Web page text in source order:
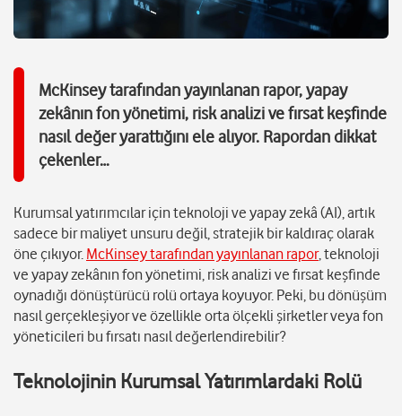
McKinsey tarafından yayınlanan rapor, yapay
zekânın fon yönetimi, risk analizi ve fırsat keşfinde
nasıl değer yarattığını ele alıyor. Rapordan dikkat
çekenler…
Kurumsal yatırımcılar için teknoloji ve yapay zekâ (AI), artık
sadece bir maliyet unsuru değil, stratejik bir kaldıraç olarak
öne çıkıyor. McKinsey tarafından yayınlanan rapor, teknoloji
ve yapay zekânın fon yönetimi, risk analizi ve fırsat keşfinde
oynadığı dönüştürücü rolü ortaya koyuyor. Peki, bu dönüşüm
nasıl gerçekleşiyor ve özellikle orta ölçekli şirketler veya fon
yöneticileri bu fırsatı nasıl değerlendirebilir?
Teknolojinin Kurumsal Yatırımlardaki Rolü